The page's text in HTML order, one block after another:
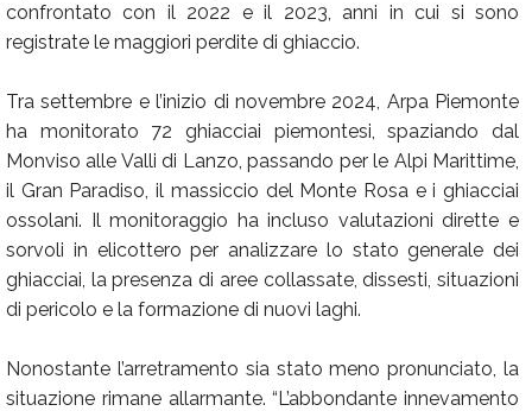
confrontato con il 2022 e il 2023, anni in cui si sono
registrate le maggiori perdite di ghiaccio.
Tra settembre e l’inizio di novembre 2024, Arpa Piemonte
ha monitorato 72 ghiacciai piemontesi, spaziando dal
Monviso alle Valli di Lanzo, passando per le Alpi Marittime,
il Gran Paradiso, il massiccio del Monte Rosa e i ghiacciai
ossolani. Il monitoraggio ha incluso valutazioni dirette e
sorvoli in elicottero per analizzare lo stato generale dei
ghiacciai, la presenza di aree collassate, dissesti, situazioni
di pericolo e la formazione di nuovi laghi.
Nonostante l’arretramento sia stato meno pronunciato, la
situazione rimane allarmante. “L’abbondante innevamento